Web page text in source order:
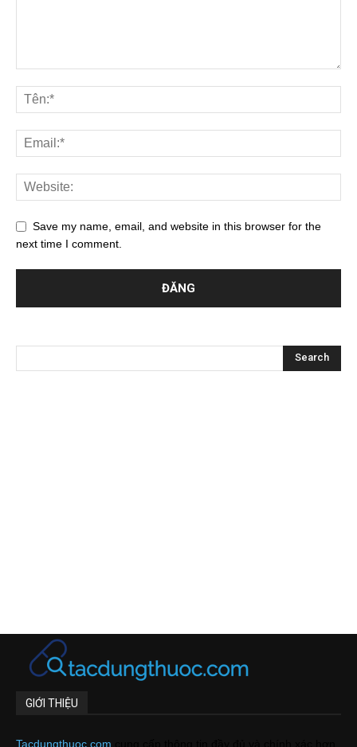
Save my name, email, and website in this browser for the
next time I comment.
GIỚI THIỆU
Tacdungthuoc.com